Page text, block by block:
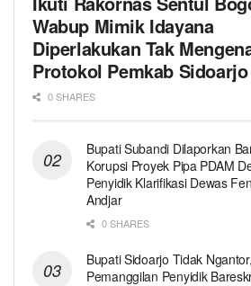
Wabup Mimik Idayana
Diperlakukan Tak
Protokol Pemkab Sidoarjo
0 SHARES
Bupati Subandi Dilaporkan
Korupsi Proyek Pipa PDAM
Penyidik Klarifikasi Dewas
Andjar
0 SHARES
Bupati Sidoarjo Tidak
Pemanggilan Penyidik